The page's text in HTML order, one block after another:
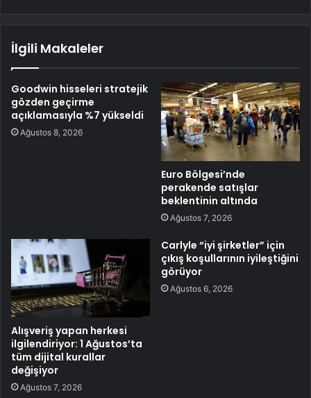
İlgili Makaleler
Goodwin hisseleri stratejik
gözden geçirme
açıklamasıyla %7 yükseldi
Ağustos 8, 2026
Euro Bölgesi’nde
perakende satışlar
beklentinin altında
Ağustos 7, 2026
Alışveriş yapan herkesi
ilgilendiriyor: 1 Ağustos’ta
tüm dijital kurallar
değişiyor
Ağustos 7, 2026
Carlyle “iyi şirketler” için
çıkış koşullarının iyileştiğini
görüyor
Ağustos 6, 2026